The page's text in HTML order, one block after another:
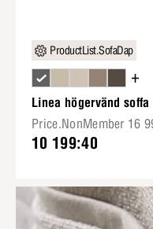
ProductList.SofaDap
+
Linea högervänd
Price.NonMember 16
10 199:40